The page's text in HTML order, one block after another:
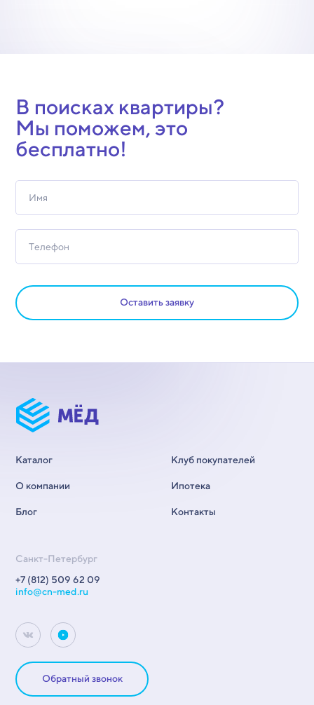
В поисках квартиры?
Мы поможем, это
бесплатно!
Оставить заявку
Каталог
О компании
Блог
Клуб покупателей
Ипотека
Контакты
Санкт-Петербург
+7 (812) 509 62 09
info@cn-med.ru
Обратный звонок